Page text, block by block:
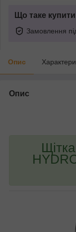
Що таке
Замовлення
Опис
Опис